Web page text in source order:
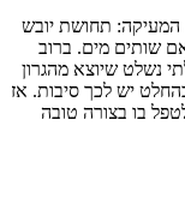
תחושת יובש
שותים מים. ברוב
נשלט שיוצא מהגרון
יש לכך סיבות. אז
בו בצורה טובה